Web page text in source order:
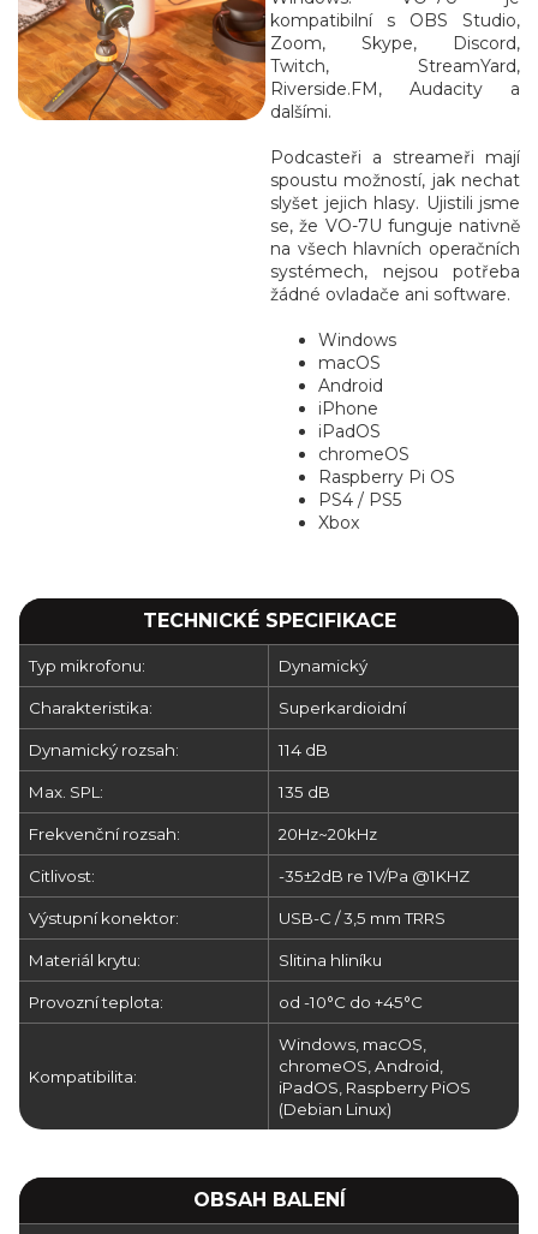
kompatibilní s OBS Studio,
Zoom, Skype, Discord,
Twitch, StreamYard,
Riverside.FM, Audacity a
dalšími.
Podcasteři a streameři mají
spoustu možností, jak nechat
slyšet jejich hlasy. Ujistili jsme
se, že VO-7U funguje nativně
na všech hlavních operačních
systémech, nejsou potřeba
žádné ovladače ani software.
Windows
macOS
Android
iPhone
iPadOS
chromeOS
Raspberry Pi OS
PS4 / PS5
Xbox
TECHNICKÉ SPECIFIKACE
Typ mikrofonu: Dynamický
Charakteristika: Superkardioidní
Dynamický rozsah: 114 dB
Max. SPL: 135 dB
Frekvenční rozsah: 20Hz~20kHz
Citlivost: -35±2dB re 1V/Pa @1KHZ
Výstupní konektor: USB-C / 3,5 mm TRRS
Materiál krytu: Slitina hliníku
Provozní teplota: od -10°C do +45°C
Kompatibilita:
Windows, macOS,
chromeOS, Android,
iPadOS, Raspberry PiOS
(Debian Linux)
OBSAH BALENÍ